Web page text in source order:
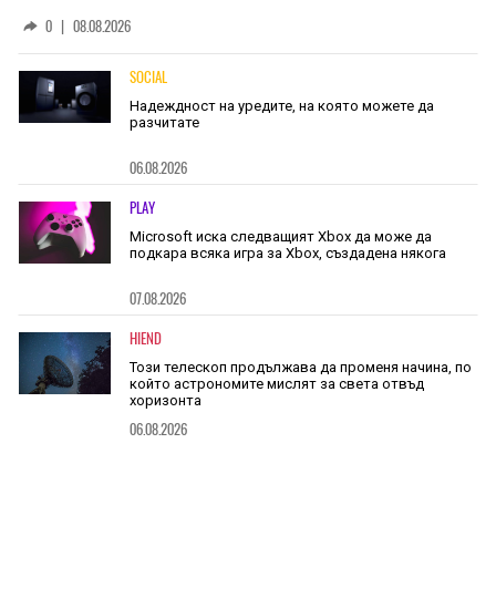
0 | 08.08.2026
SOCIAL
Надеждност на уредите, на която можете да
разчитате
06.08.2026
PLAY
Microsoft иска следващият Xbox да може да
подкара всяка игра за Xbox, създадена някога
07.08.2026
HIEND
Този телескоп продължава да променя начина, по
който астрономите мислят за света отвъд
хоризонта
06.08.2026